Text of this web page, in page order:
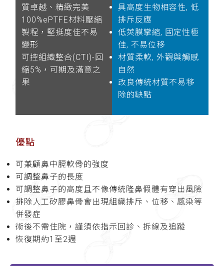
質卓越、精緻完美
100%ePTFE材料壓縮
製程，堅挺度佳不易
變形
可控組織整合(CTI)-回
縮5%，可期及滿意之
果
具高度生物相容性, 低
排斥反應
低莢膜攣縮, 固定性極
佳, 不易位移
材質柔軟, 外觀與觸感
自然
改良傳統材質不易移
除的缺點
優點
可兼顧鼻中膈軟骨的強度
可調整鼻子的長度
可調整鼻子的高度且不像傳統隆鼻假體有穿出風險
排除人工矽膠鼻骨會出現組織排斥、位移、感染等
併發症
術後不需住院，謹須依指示回診、拆線及追蹤
恢復期約1至2週